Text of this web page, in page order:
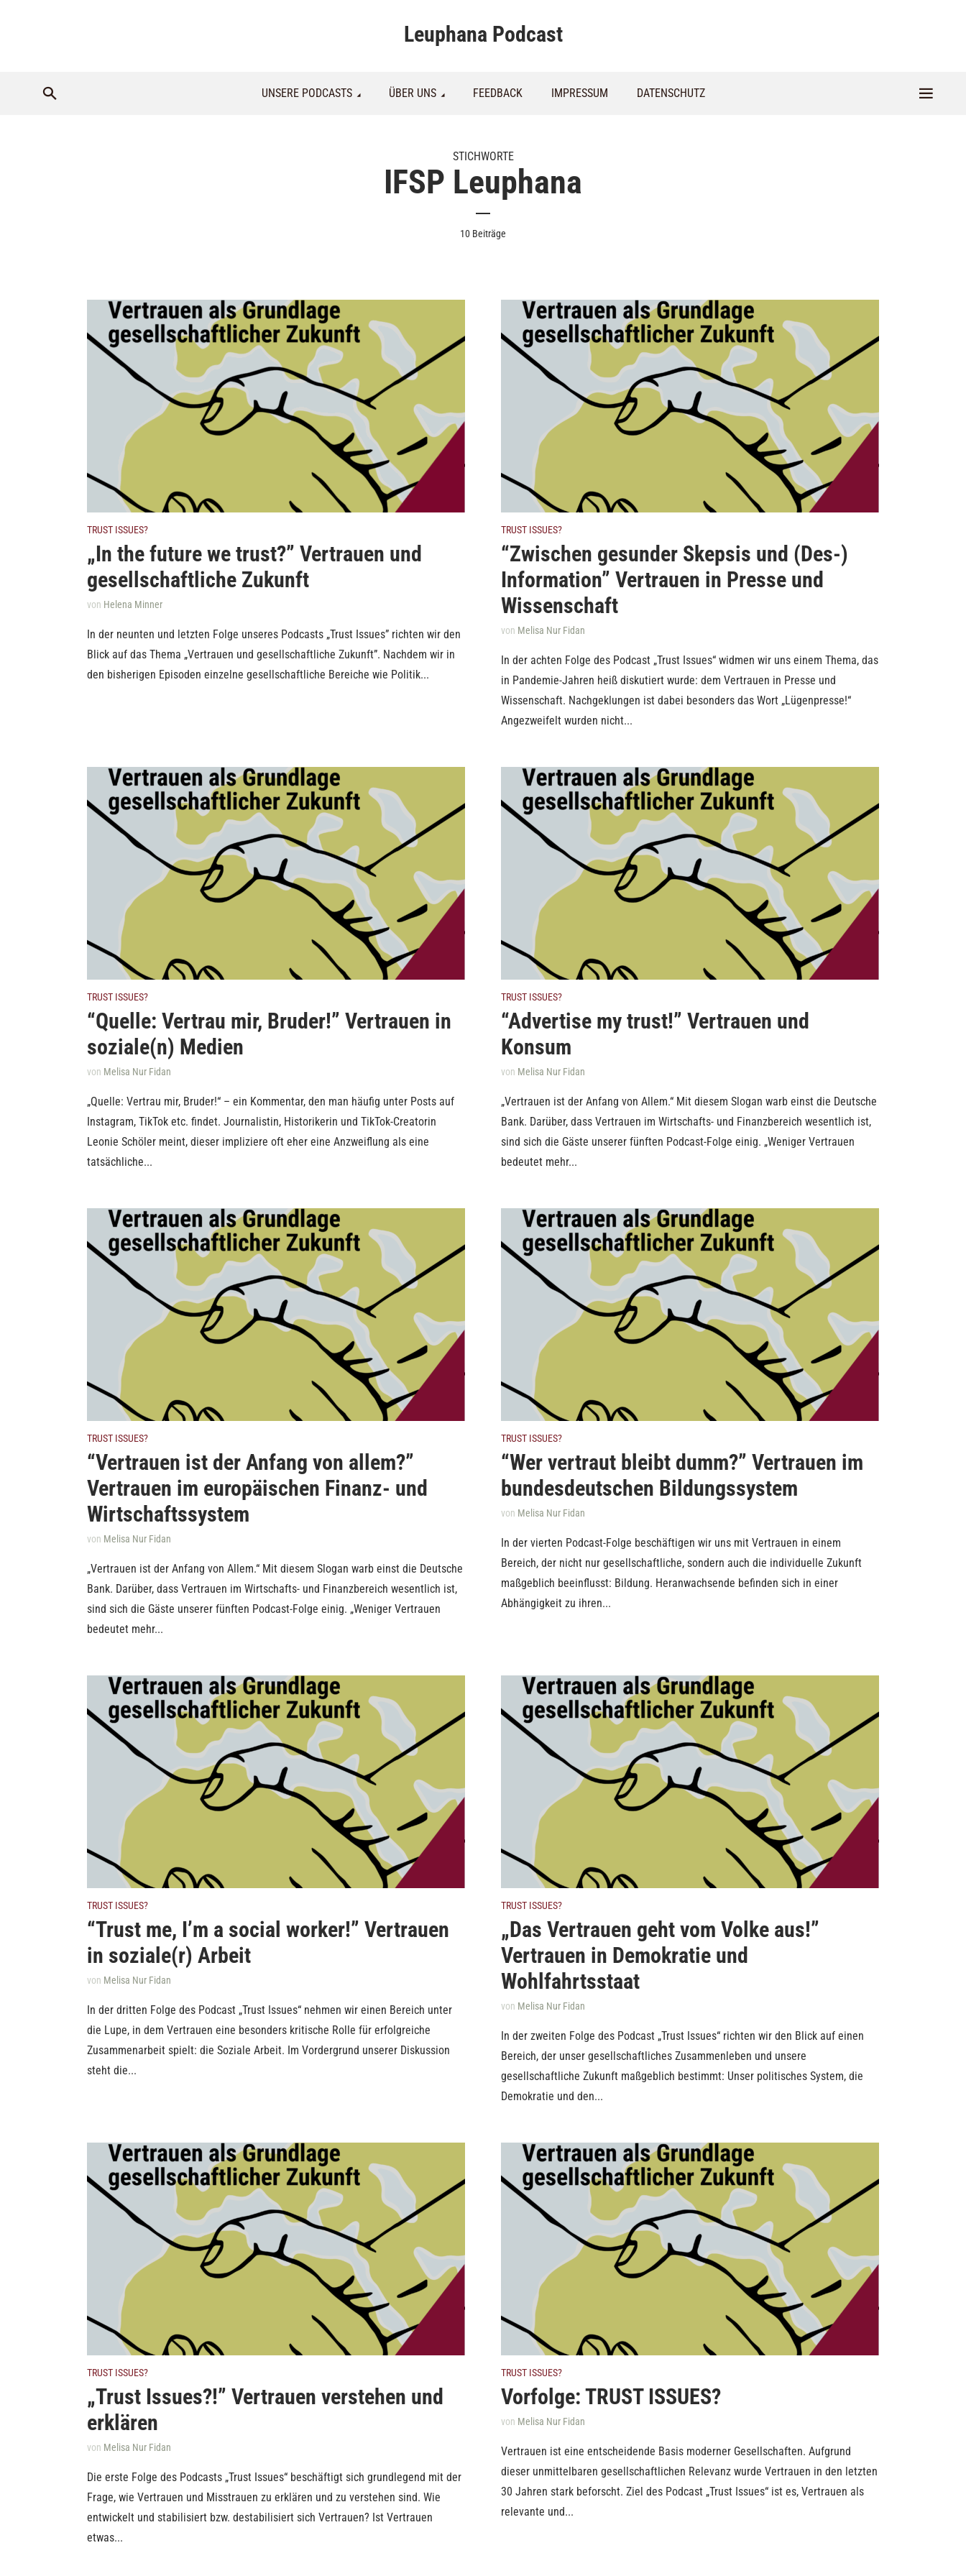
Leuphana Podcast
UNSERE PODCASTS ÜBER UNS FEEDBACK IMPRESSUM DATENSCHUTZ
STICHWORTE
IFSP Leuphana
10 Beiträge
TRUST ISSUES?
„In the future we trust?” Vertrauen und
gesellschaftliche Zukunft
von Helena Minner
In der neunten und letzten Folge unseres Podcasts „Trust Issues” richten wir den
Blick auf das Thema „Vertrauen und gesellschaftliche Zukunft”. Nachdem wir in
den bisherigen Episoden einzelne gesellschaftliche Bereiche wie Politik...
TRUST ISSUES?
“Zwischen gesunder Skepsis und (Des-)
Information” Vertrauen in Presse und
Wissenschaft
von Melisa Nur Fidan
In der achten Folge des Podcast „Trust Issues“ widmen wir uns einem Thema, das
in Pandemie-Jahren heiß diskutiert wurde: dem Vertrauen in Presse und
Wissenschaft. Nachgeklungen ist dabei besonders das Wort „Lügenpresse!“
Angezweifelt wurden nicht...
TRUST ISSUES?
“Quelle: Vertrau mir, Bruder!” Vertrauen in
soziale(n) Medien
von Melisa Nur Fidan
„Quelle: Vertrau mir, Bruder!“ – ein Kommentar, den man häufig unter Posts auf
Instagram, TikTok etc. findet. Journalistin, Historikerin und TikTok-Creatorin
Leonie Schöler meint, dieser impliziere oft eher eine Anzweiflung als eine
tatsächliche...
TRUST ISSUES?
“Advertise my trust!” Vertrauen und
Konsum
von Melisa Nur Fidan
„Vertrauen ist der Anfang von Allem.“ Mit diesem Slogan warb einst die Deutsche
Bank. Darüber, dass Vertrauen im Wirtschafts- und Finanzbereich wesentlich ist,
sind sich die Gäste unserer fünften Podcast-Folge einig. „Weniger Vertrauen
bedeutet mehr...
TRUST ISSUES?
“Vertrauen ist der Anfang von allem?”
Vertrauen im europäischen Finanz- und
Wirtschaftssystem
von Melisa Nur Fidan
„Vertrauen ist der Anfang von Allem.“ Mit diesem Slogan warb einst die Deutsche
Bank. Darüber, dass Vertrauen im Wirtschafts- und Finanzbereich wesentlich ist,
sind sich die Gäste unserer fünften Podcast-Folge einig. „Weniger Vertrauen
bedeutet mehr...
TRUST ISSUES?
“Wer vertraut bleibt dumm?” Vertrauen im
bundesdeutschen Bildungssystem
von Melisa Nur Fidan
In der vierten Podcast-Folge beschäftigen wir uns mit Vertrauen in einem
Bereich, der nicht nur gesellschaftliche, sondern auch die individuelle Zukunft
maßgeblich beeinflusst: Bildung. Heranwachsende befinden sich in einer
Abhängigkeit zu ihren...
TRUST ISSUES?
“Trust me, I’m a social worker!” Vertrauen
in soziale(r) Arbeit
von Melisa Nur Fidan
In der dritten Folge des Podcast „Trust Issues“ nehmen wir einen Bereich unter
die Lupe, in dem Vertrauen eine besonders kritische Rolle für erfolgreiche
Zusammenarbeit spielt: die Soziale Arbeit. Im Vordergrund unserer Diskussion
steht die...
TRUST ISSUES?
„Das Vertrauen geht vom Volke aus!”
Vertrauen in Demokratie und
Wohlfahrtsstaat
von Melisa Nur Fidan
In der zweiten Folge des Podcast „Trust Issues“ richten wir den Blick auf einen
Bereich, der unser gesellschaftliches Zusammenleben und unsere
gesellschaftliche Zukunft maßgeblich bestimmt: Unser politisches System, die
Demokratie und den...
TRUST ISSUES?
„Trust Issues?!” Vertrauen verstehen und
erklären
von Melisa Nur Fidan
Die erste Folge des Podcasts „Trust Issues“ beschäftigt sich grundlegend mit der
Frage, wie Vertrauen und Misstrauen zu erklären und zu verstehen sind. Wie
entwickelt und stabilisiert bzw. destabilisiert sich Vertrauen? Ist Vertrauen
etwas...
TRUST ISSUES?
Vorfolge: TRUST ISSUES?
von Melisa Nur Fidan
Vertrauen ist eine entscheidende Basis moderner Gesellschaften. Aufgrund
dieser unmittelbaren gesellschaftlichen Relevanz wurde Vertrauen in den letzten
30 Jahren stark beforscht. Ziel des Podcast „Trust Issues“ ist es, Vertrauen als
relevante und...